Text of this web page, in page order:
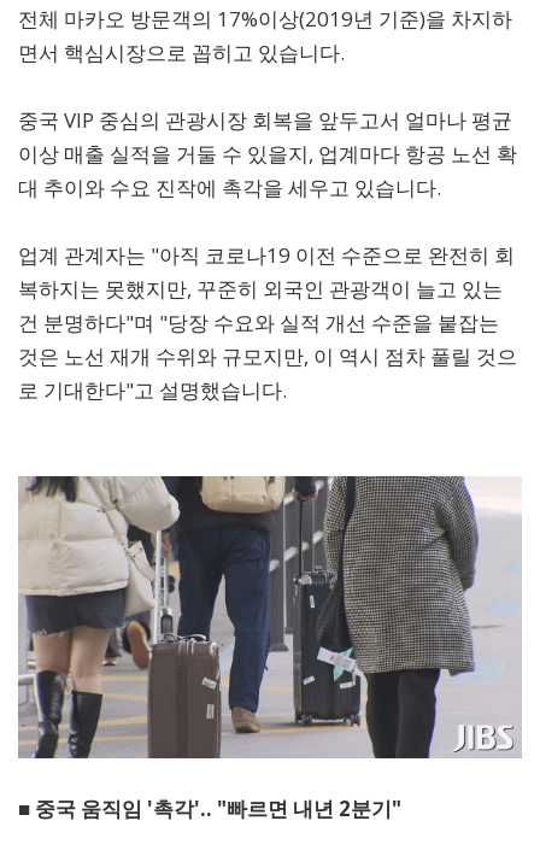
전체 마카오 방문객의 17%이상(2019년 기준)을 차지하
면서 핵심시장으로 꼽히고 있습니다.
중국 VIP 중심의 관광시장 회복을 앞두고서 얼마나 평균
이상 매출 실적을 거둘 수 있을지, 업계마다 항공 노선 확
대 추이와 수요 진작에 촉각을 세우고 있습니다.
업계 관계자는 "아직 코로나19 이전 수준으로 완전히 회
복하지는 못했지만, 꾸준히 외국인 관광객이 늘고 있는
건 분명하다"며 "당장 수요와 실적 개선 수준을 붙잡는
것은 노선 재개 수위와 규모지만, 이 역시 점차 풀릴 것으
로 기대한다"고 설명했습니다.
■ 중국 움직임 '촉각'.. "빠르면 내년 2분기"